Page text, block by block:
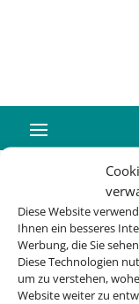
Diese Website
Ihnen ein besseres
Werbung, die Sie
Diese Technologien
um zu verstehen,
Website weiter zu
Die Abwicklung
International GmbH